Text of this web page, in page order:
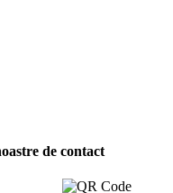
de contact